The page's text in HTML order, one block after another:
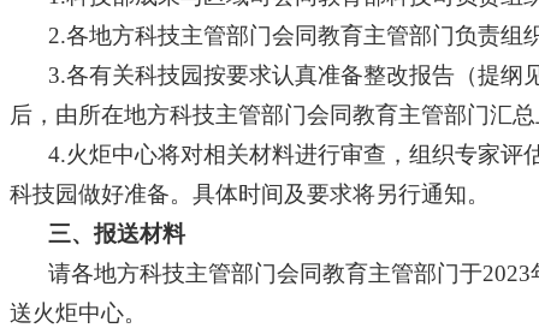
2.各地方科技主管部门会同教育主管部门负责
3.各有关科技园按要求认真准备整改报告（提
后，由所在地方科技主管部门会同教育主管部门汇
4.火炬中心将对相关材料进行审查，组织专家
科技园做好准备。具体时间及要求将另行通知。
三、报送材料
请各地方科技主管部门会同教育主管部门于
送火炬中心。